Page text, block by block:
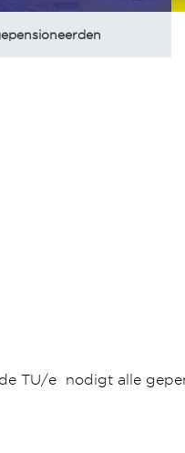
TU/e nodigt alle